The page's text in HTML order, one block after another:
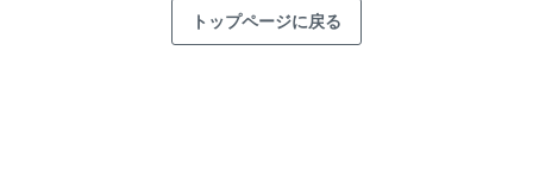
トップページに戻る